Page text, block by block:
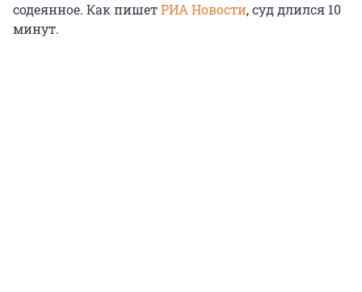
содеянное. Как пишетРИА Новости, суд длился 10
минут.